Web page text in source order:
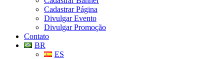
Cadastrar Página
Divulgar Evento
Divulgar Promoção
Contato
BR
ES